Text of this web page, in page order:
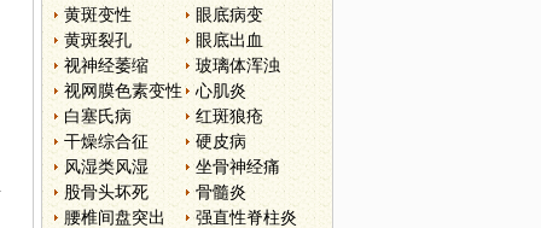
黄斑变性
眼底病变
黄斑裂孔
眼底出血
视神经萎缩
玻璃体浑浊
视网膜色素变性
心肌炎
白塞氏病
红斑狼疮
干燥综合征
硬皮病
风湿类风湿
坐骨神经痛
股骨头坏死
骨髓炎
腰椎间盘突出
强直性脊柱炎